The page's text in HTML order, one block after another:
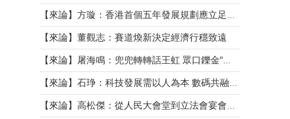
【來論】董觀志：賽道煥新決定經濟行穩致遠